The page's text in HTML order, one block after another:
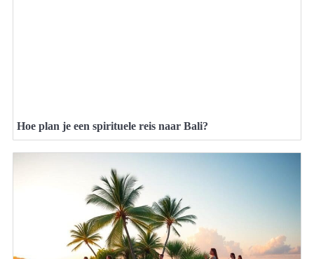
Hoe plan je een spirituele reis naar Bali?